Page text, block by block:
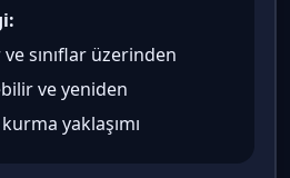
sınıflar üzerinden
ve yeniden
yaklaşımı